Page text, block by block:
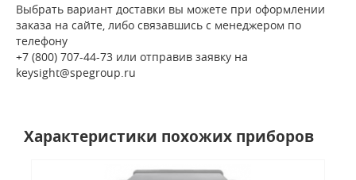
Выбрать вариант доставки вы можете при оформлении
заказа на сайте, либо связавшись с менеджером по
телефону
+7 (800) 707-44-73 или отправив заявку на
keysight@spegroup.ru
Характеристики похожих приборов